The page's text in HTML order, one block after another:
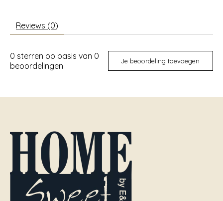
Reviews (0)
0 sterren op basis van 0
beoordelingen
Je beoordeling toevoegen